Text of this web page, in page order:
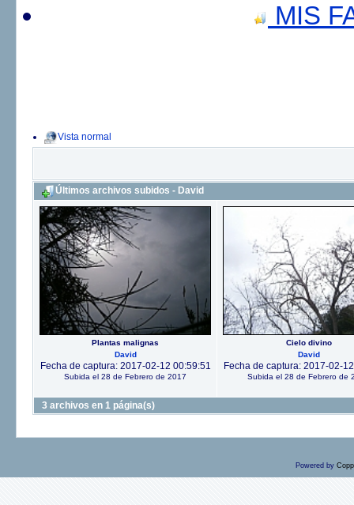
MIS
Vista normal
Últimos archivos subidos - David
Plantas malignas
David
Fecha de captura: 2017-02-12 00:59:51
Subida el 28 de Febrero de 2017
Cielo divino
David
Fecha de captura: 2017-02-
Subida el 28 de Febrero de
3 archivos en 1 página(s)
Powered by